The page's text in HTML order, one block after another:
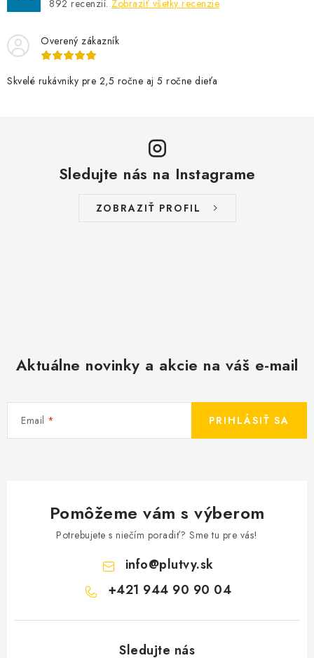
892 recenzií. Zobraziť všetky recenzie
Overený zákazník
Skvelé rukávniky pre 2,5 ročne aj 5 ročne dieťa
Sledujte nás na Instagrame
ZOBRAZIŤ PROFIL
Aktuálne novinky a akcie na váš e-mail
Email PRIHLÁSIŤ SA
Pomôžeme vám s výberom
Potrebujete s niečím poradiť? Sme tu pre vás!
info@plutvy.sk
+421 944 90 90 04